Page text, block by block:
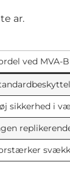
ar.
ved MVA-
sikkerhed i